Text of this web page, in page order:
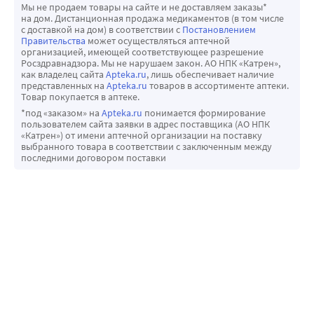
Мы не продаем товары на сайте и не доставляем заказы*
на дом. Дистанционная продажа медикаментов (в том числе
с доставкой на дом) в соответствии с Постановлением
Правительства может осуществляться аптечной
организацией, имеющей соответствующее разрешение
Росздравнадзора. Мы не нарушаем закон. АО НПК «Катрен»,
как владелец сайта Apteka.ru, лишь обеспечивает наличие
представленных на Apteka.ru товаров в ассортименте аптеки.
Товар покупается в аптеке.
*под «заказом» на Apteka.ru понимается формирование
пользователем сайта заявки в адрес поставщика (АО НПК
«Катрен») от имени аптечной организации на поставку
выбранного товара в соответствии с заключенным между
последними договором поставки